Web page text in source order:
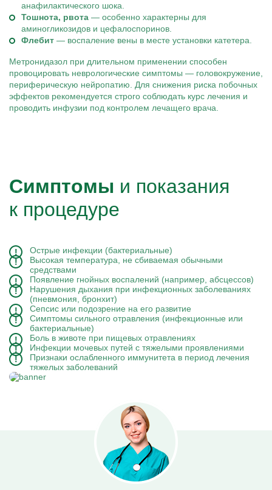
анафилактического шока.
Тошнота, рвота — особенно характерны для
аминогликозидов и цефалоспоринов.
Флебит — воспаление вены в месте установки катетера.
Метронидазол при длительном применении способен
провоцировать неврологические симптомы — головокружение,
периферическую нейропатию. Для снижения риска побочных
эффектов рекомендуется строго соблюдать курс лечения и
проводить инфузии под контролем лечащего врача.
Симптомы и показания
к процедуре
Острые инфекции (бактериальные)
Высокая температура, не сбиваемая обычными
средствами
Появление гнойных воспалений (например, абсцессов)
Нарушения дыхания при инфекционных заболеваниях
(пневмония, бронхит)
Сепсис или подозрение на его развитие
Симптомы сильного отравления (инфекционные или
бактериальные)
Боль в животе при пищевых отравлениях
Инфекции мочевых путей с тяжелыми проявлениями
Признаки ослабленного иммунитета в период лечения
тяжелых заболеваний